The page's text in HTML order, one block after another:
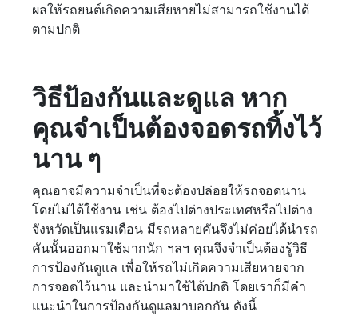
ผลให้รถยนต์เกิดความเสียหายไม่สามารถใช้งานได้
ตามปกติ
วิธีป้องกันและดูแล หาก
คุณจำเป็นต้องจอดรถทิ้งไว้
นาน ๆ
คุณอาจมีความจำเป็นที่จะต้องปล่อยให้รถจอดนาน
โดยไม่ได้ใช้งาน เช่น ต้องไปต่างประเทศหรือไปต่าง
จังหวัดเป็นแรมเดือน มีรถหลายคันจึงไม่ค่อยได้นำรถ
คันนั้นออกมาใช้มากนัก ฯลฯ คุณจึงจำเป็นต้องรู้วิธี
การป้องกันดูแล เพื่อให้รถไม่เกิดความเสียหายจาก
การจอดไว้นาน และนำมาใช้ได้ปกติ โดยเราก็มีคำ
แนะนำในการป้องกันดูแลมาบอกกัน ดังนี้